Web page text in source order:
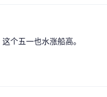
个五一也水涨船高。